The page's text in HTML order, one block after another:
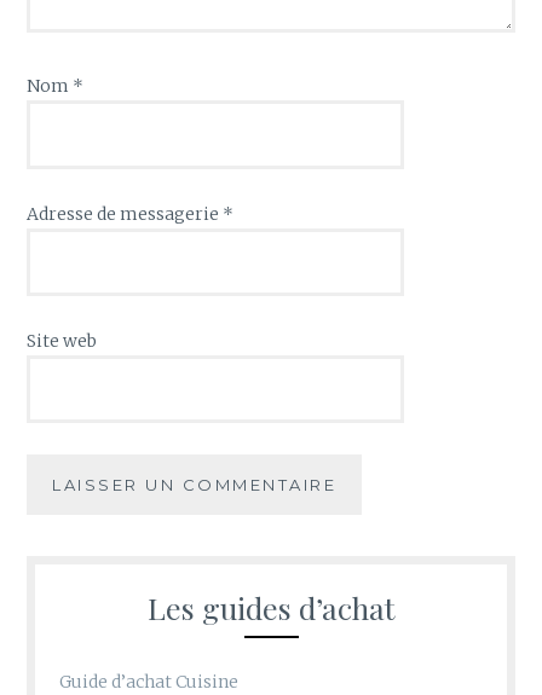
Nom *
Adresse de messagerie *
Site web
Les guides d’achat
Guide d’achat Cuisine